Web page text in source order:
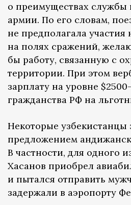
о преимуществах службы
армии. По его словам,
не предполагала участия
на полях сражений,
бы работу, связанную с
территории. При этом
зарплату на уровне
гражданства РФ на
Некоторые узбекистанцы
предложением
В частности, для одного
Хасанов приобрел
и пытался отправить
задержали в аэропорту